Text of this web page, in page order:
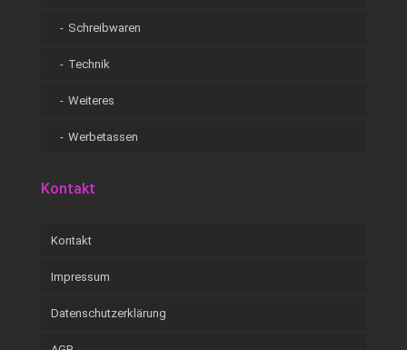
Schreibwaren
Technik
Weiteres
Werbetassen
Kontakt
Kontakt
Impressum
Datenschutzerklärung